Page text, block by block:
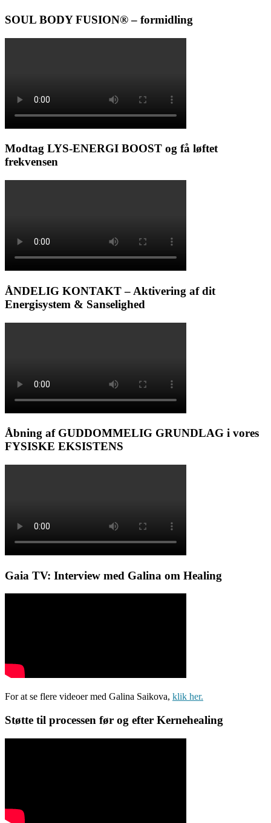
SOUL BODY FUSION® – formidling
Modtag LYS-ENERGI BOOST og få løftet
frekvensen
ÅNDELIG KONTAKT – Aktivering af dit
Energisystem & Sanselighed
Åbning af GUDDOMMELIG GRUNDLAG i vores
FYSISKE EKSISTENS
Gaia TV: Interview med Galina om Healing
For at se flere videoer med Galina Saikova, klik her.
Støtte til processen før og efter Kernehealing